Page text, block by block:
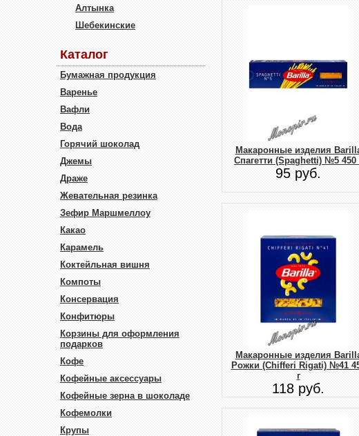
Алтынка
Шебекинские
Каталог
Бумажная продукция
Варенье
Вафли
Вода
Горячий шоколад
Джемы
Драже
Жевательная резинка
Зефир Маршмеллоу
Какао
Карамель
Коктейльная вишня
Компоты
Консервация
Конфитюры
Корзины для оформления
подарков
Кофе
Кофейные аксессуары
Кофейные зерна в шоколаде
Кофемолки
Крупы
Макаронные изделия
Спагетти (Spaghetti) №5 450
95 руб.
Макаронные изделия
Рожки (Chifferi Rigati) №41
г
118 руб.